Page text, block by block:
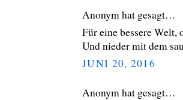
Anonym hat gesagt…
Für eine bessere
Und nieder mit dem
JUNI 20, 2016
Anonym hat gesagt…